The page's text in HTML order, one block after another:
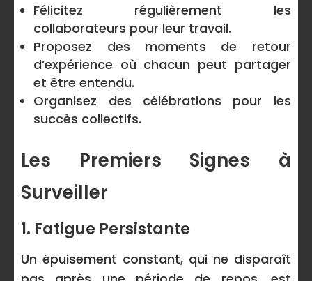
Félicitez régulièrement les
collaborateurs pour leur travail.
Proposez des moments de retour
d’expérience où chacun peut partager
et être entendu.
Organisez des célébrations pour les
succès collectifs.
Les Premiers Signes à
Surveiller
1. Fatigue Persistante
Un épuisement constant, qui ne disparaît